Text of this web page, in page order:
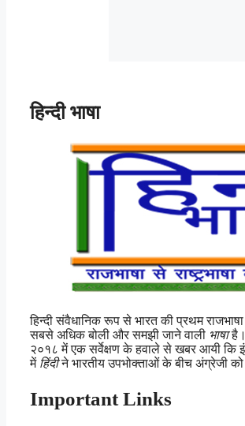
हिन्दी भाषा
हिन्दी संवैधानिक रूप से भारत की प्रथम
सबसे अधिक बोली और समझी जाने वाली भाषा
२०१८ में एक सर्वेक्षण के हवाले से खबर आयी कि
में हिंदीने भारतीय उपभोक्ताओं के बीच अंग्रेजी
Important Links